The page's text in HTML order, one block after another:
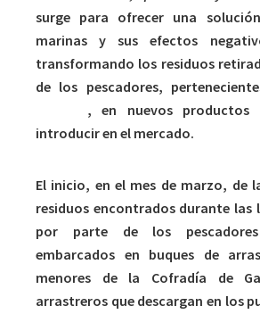
surge para ofrecer una
marinas y sus efectos
transformando los residuos
de los pescadores,
, en nuevos productos
introducir en el mercado.
El inicio, en el mes de marzo, de
residuos encontrados durante las
por parte de los pescadores
embarcados en buques de
menores de la Cofradía de
arrastreros que descargan en los